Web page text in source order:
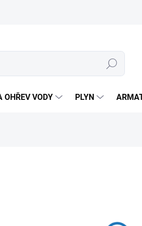
Hledat
OHŘEV VODY PLYN